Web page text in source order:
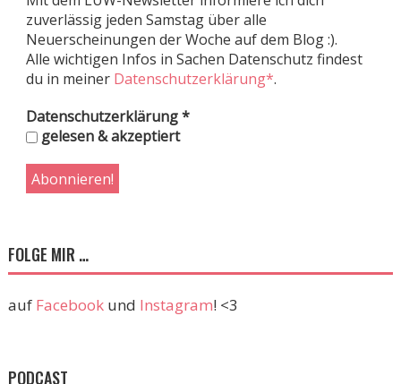
zuverlässig jeden Samstag über alle
Neuerscheinungen der Woche auf dem Blog :).
Alle wichtigen Infos in Sachen Datenschutz findest
du in meiner Datenschutzerklärung*.
Datenschutzerklärung*
gelesen & akzeptiert
FOLGE MIR …
auf Facebookund Instagram! <3
PODCAST